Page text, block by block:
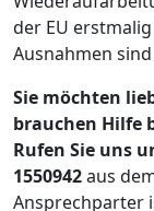
der EU
Ausnahmen
Sie möchten
brauchen Hilfe
Rufen Sie uns
1550942aus
Ansprechparter